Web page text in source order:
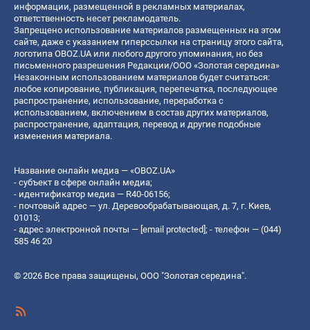
информации, размещенной в рекламных материалах,
ответственность несет рекламодатель.
Запрещено использование материалов размещенных на этом
сайте, даже с указанием гиперссылки на страницу этого сайта,
логотипа OBOZ.UA или любого другого упоминания, но без
письменного разрешения Редакции/ООО «Золотая середина»
Незаконным использованием материалов будет считаться:
любое копирование, публикация, перепечатка, последующее
распространение, использование, переработка с
использованием, включением в состав других материалов,
распространение, адаптация, перевод и другие подобные
изменения материала.
Название онлайн медиа — «OBOZ.UA»
- субъект в сфере онлайн медиа;
- идентификатор медиа — R40-06156;
- почтовый адрес — ул. Деревообрабатывающая, д. 7, г. Киев,
01013;
- адрес электронной почты — [email protected]; - телефон — (044)
585 46 20
© 2026 Все права защищены, ООО "Золотая середина".